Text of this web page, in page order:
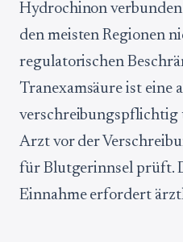
Hydrochinon
den meisten Regionen
regulatorischen
Tranexamsäure ist eine
verschreibungspflichtig
Arzt vor der
für Blutgerinnsel prüft.
Einnahme erfordert